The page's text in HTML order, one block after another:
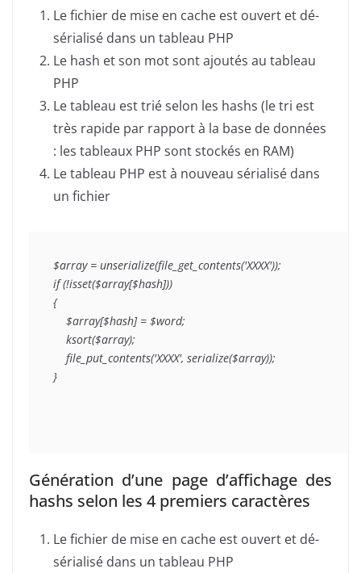
Le fichier de mise en cache est ouvert et dé-
sérialisé dans un tableau PHP
Le hash et son mot sont ajoutés au tableau
PHP
Le tableau est trié selon les hashs (le tri est
très rapide par rapport à la base de données
: les tableaux PHP sont stockés en RAM)
Le tableau PHP est à nouveau sérialisé dans
un fichier
$array = unserialize(file_get_contents('XXXX'));
if (!isset($array[$hash]))
{
    $array[$hash] = $word;
    ksort($array);
    file_put_contents('XXXX', serialize($array));
}
Génération d’une page d’affichage des
hashs selon les 4 premiers caractères
Le fichier de mise en cache est ouvert et dé-
sérialisé dans un tableau PHP